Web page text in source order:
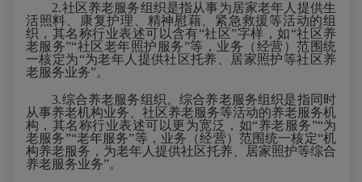
2.社区养老服务组织是指从事为居家老年人提供生
活照料、康复护理、精神慰藉、紧急救援等活动的组
织，其名称行业表述可以含有“社区”字样，如“社区养
老服务”“社区老年照护服务”等，业务（经营）范围统
一核定为“为老年人提供社区托养、居家照护等社区养
老服务业务”。
3.综合养老服务组织。综合养老服务组织是指同时
从事养老机构业务、社区养老服务等活动的养老服务机
构，其名称行业表述可以更为宽泛，如“养老服务”“为
老服务”“老年服务”等，业务（经营）范围统一核定“机
构养老服务，为老年人提供社区托养、居家照护等综合
养老服务业务”。